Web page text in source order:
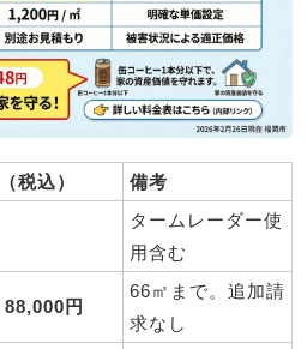
税込） 備考
タームレーダー使
用含む
円
66㎡まで。追加請
求なし